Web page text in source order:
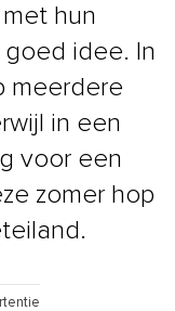
hun
idee. In
meerdere
in een
voor een
zomer hop